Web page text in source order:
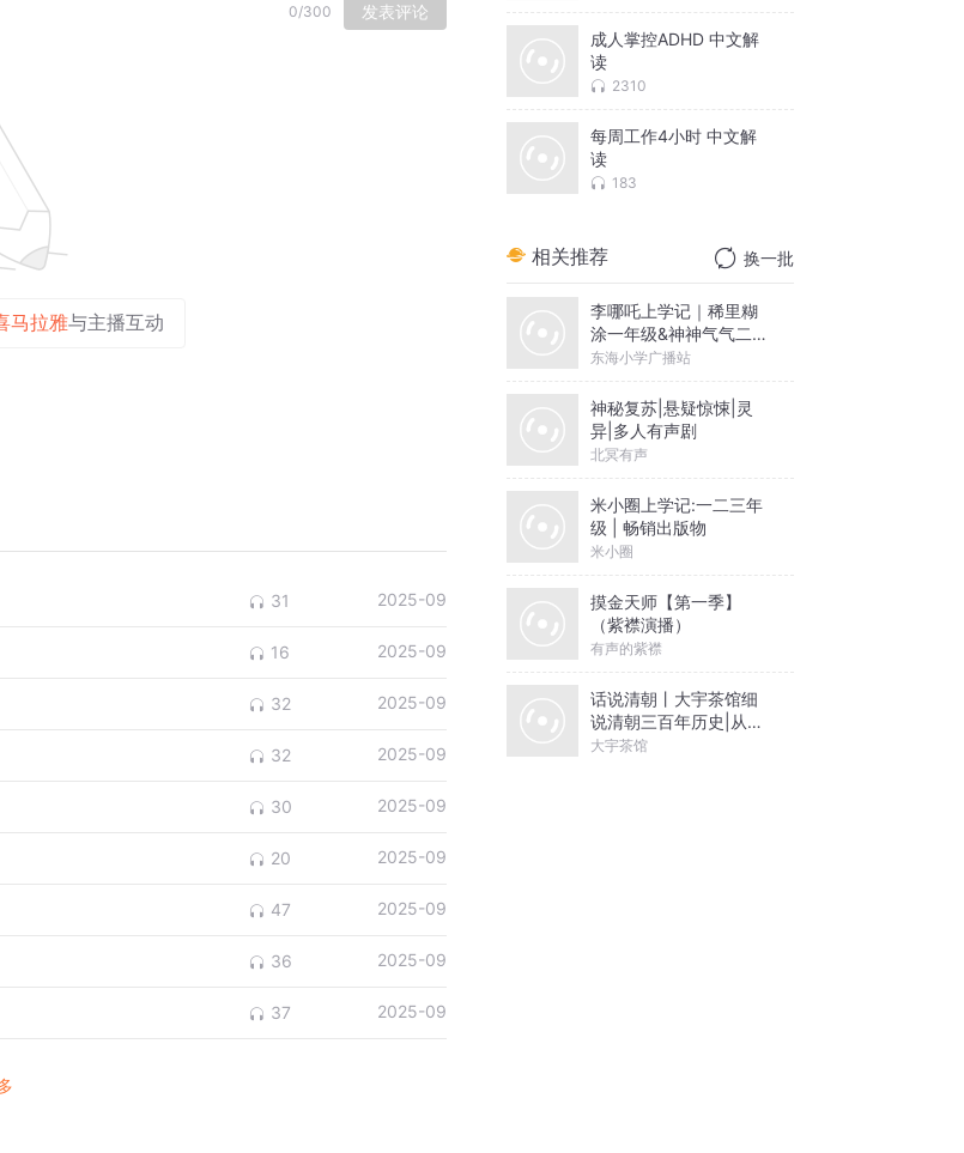
0/300 发表评论
马拉雅与主播互动
31 2025-09
16 2025-09
32 2025-09
32 2025-09
30 2025-09
20 2025-09
47 2025-09
36 2025-09
37 2025-09
成人掌控ADHD 中文解
读
2310
每周工作4小时 中文解
读
183
相关推荐 换一批
李哪吒上学记｜稀里糊
涂一年级&神神气气二年
级
东海小学广播站
神秘复苏|悬疑惊悚|灵
异|多人有声剧
北冥有声
米小圈上学记:一二三年
级 | 畅销出版物
米小圈
摸金天师【第一季】
（紫襟演播）
有声的紫襟
话说清朝丨大宇茶馆细
说清朝三百年历史|从努
尔哈赤到末代皇帝溥仪|
大宇茶馆